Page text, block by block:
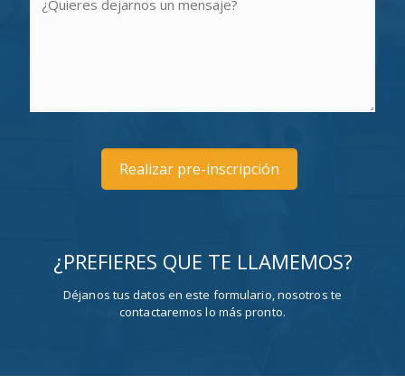
¿PREFIERES QUE TE LLAMEMOS?
Déjanos tus datos en este formulario, nosotros te
contactaremos lo más pronto.